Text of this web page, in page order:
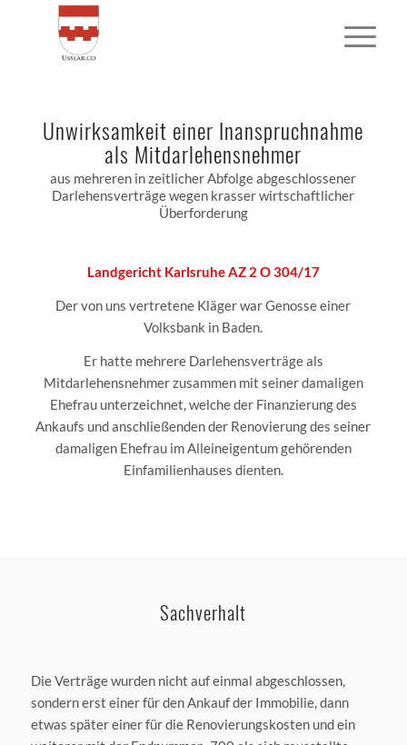
Unwirksamkeit einer Inanspruchnahme
als Mitdarlehensnehmer
aus mehreren in zeitlicher Abfolge abgeschlossener
Darlehensverträge wegen krasser wirtschaftlicher
Überforderung
Landgericht Karlsruhe AZ 2 O 304/17
Der von uns vertretene Kläger war Genosse einer
Volksbank in Baden.
Er hatte mehrere Darlehensverträge als
Mitdarlehensnehmer zusammen mit seiner damaligen
Ehefrau unterzeichnet, welche der Finanzierung des
Ankaufs und anschließenden der Renovierung des seiner
damaligen Ehefrau im Alleineigentum gehörenden
Einfamilienhauses dienten.
Sachverhalt
Die Verträge wurden nicht auf einmal abgeschlossen,
sondern erst einer für den Ankauf der Immobilie, dann
etwas später einer für die Renovierungskosten und ein